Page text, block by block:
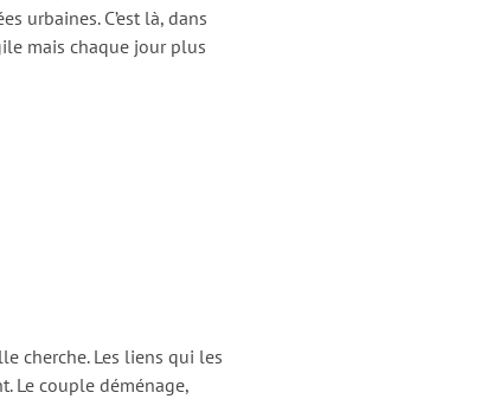
urbaines. C’est là, dans
mais chaque jour plus
cherche. Les liens qui les
Le couple déménage,